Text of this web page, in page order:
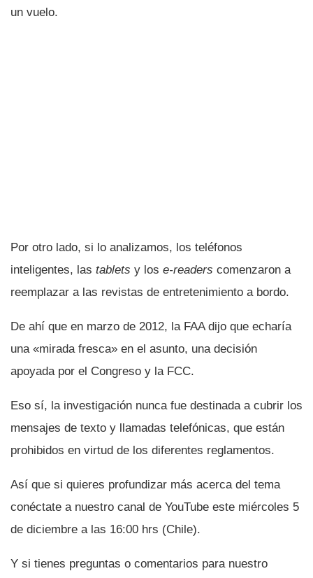
un vuelo.
Por otro lado, si lo analizamos, los teléfonos
inteligentes, las tablets y los e-readers comenzaron a
reemplazar a las revistas de entretenimiento a bordo.
De ahí­ que en marzo de 2012, la FAA dijo que echarí­a
una «mirada fresca» en el asunto, una decisión
apoyada por el Congreso y la FCC.
Eso sí­, la investigación nunca fue destinada a cubrir los
mensajes de texto y llamadas telefónicas, que están
prohibidos en virtud de los diferentes reglamentos.
Así­ que si quieres profundizar más acerca del tema
conéctate a nuestro canal de YouTube este miércoles 5
de diciembre a las 16:00 hrs (Chile).
Y si tienes preguntas o comentarios para nuestro